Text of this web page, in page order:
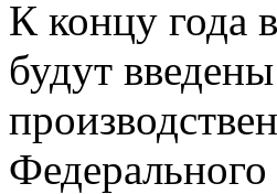
К концу года
будут